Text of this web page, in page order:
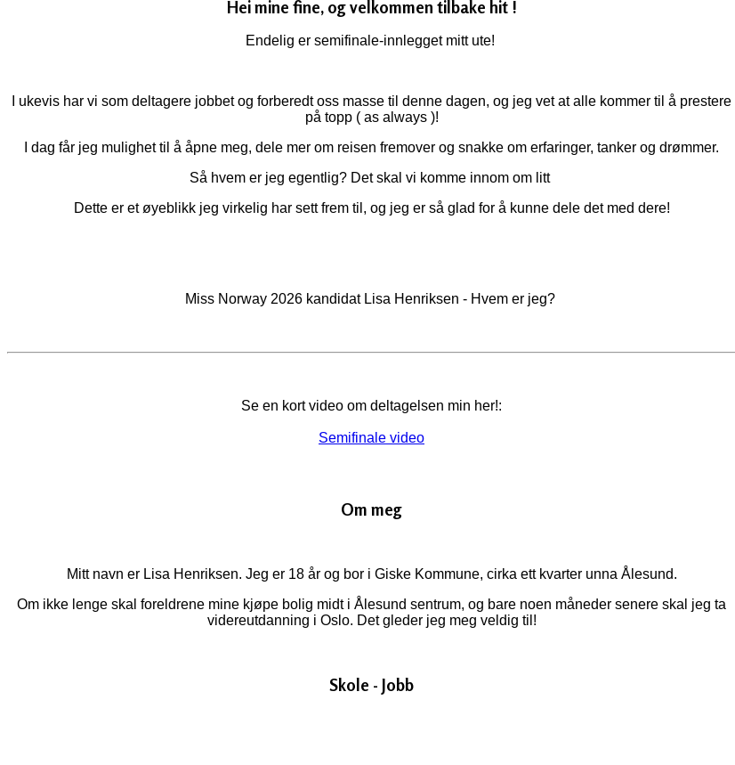
Hei mine fine, og velkommen tilbake hit !
Endelig er semifinale-innlegget mitt ute!
I ukevis har vi som deltagere jobbet og forberedt oss masse til denne dagen, og jeg vet at alle kommer til å prestere
på topp ( as always )!
I dag får jeg mulighet til å åpne meg, dele mer om reisen fremover og snakke om erfaringer, tanker og drømmer.
Så hvem er jeg egentlig? Det skal vi komme innom om litt
Dette er et øyeblikk jeg virkelig har sett frem til, og jeg er så glad for å kunne dele det med dere!
Miss Norway 2026 kandidat Lisa Henriksen - Hvem er jeg?
Se en kort video om deltagelsen min her!:
Semifinale video
Om meg
Mitt navn er Lisa Henriksen. Jeg er 18 år og bor i Giske Kommune, cirka ett kvarter unna Ålesund.
Om ikke lenge skal foreldrene mine kjøpe bolig midt i Ålesund sentrum, og bare noen måneder senere skal jeg ta
videreutdanning i Oslo. Det gleder jeg meg veldig til!
Skole - Jobb